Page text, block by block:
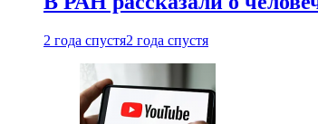
2 года спустя2 года спустя